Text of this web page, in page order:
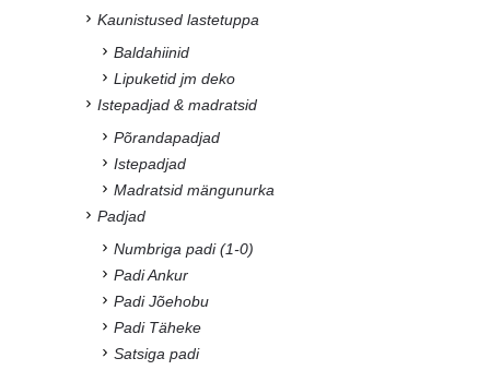
Kaunistused lastetuppa
Baldahiinid
Lipuketid jm deko
Istepadjad & madratsid
Põrandapadjad
Istepadjad
Madratsid mängunurka
Padjad
Numbriga padi (1-0)
Padi Ankur
Padi Jõehobu
Padi Täheke
Satsiga padi